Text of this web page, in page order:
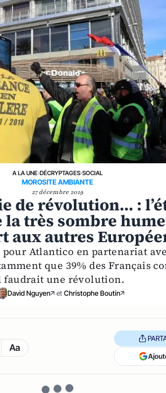
A LA UNE›DÉCRYPTAGES›SOCIAL
MOROSITE AMBIANTE
27 décembre 2019
de révolution… :
très sombre
aux autres
Atlantico en partenariat
que 39% des Français
faudrait une révolution.
David Nguyen et Christophe Boutin
Aa